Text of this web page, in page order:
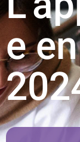
e